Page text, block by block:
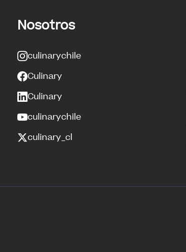
Nosotros
culinarychile
Culinary
Culinary
culinarychile
culinary_cl